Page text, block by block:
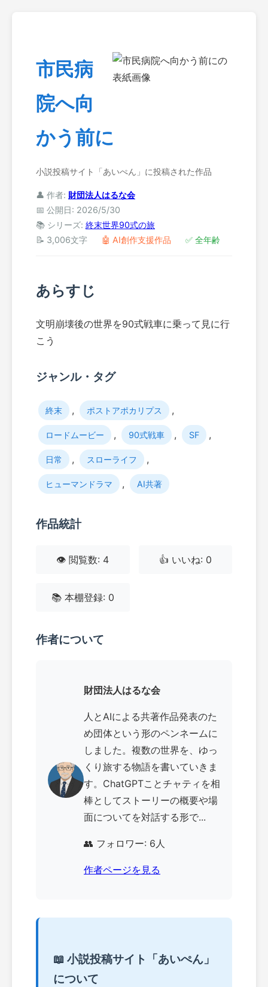
市民病
院へ向
かう前に
小説投稿サイト「あいぺん」に投稿された作品
👤 作者: 財団法人はるな会
📅 公開日: 2026/5/30
📚 シリーズ: 終末世界90式の旅
📝 3,006文字
🤖 AI創作支援作品 ✅ 全年齢
あらすじ
文明崩壊後の世界を90式戦車に乗って見に行
こう
ジャンル・タグ
終末 , ポストアポカリプス ,
ロードムービー , 90式戦車 , SF ,
日常 , スローライフ ,
ヒューマンドラマ , AI共著
作品統計
👁️ 閲覧数: 4 👍 いいね: 0
📚 本棚登録: 0
作者について
財団法人はるな会
人とAIによる共著作品発表のた
め団体という形のペンネームに
しました。複数の世界を、ゆっ
くり旅する物語を書いていきま
す。ChatGPTことチャティを相
棒としてストーリーの概要や場
面についてを対話する形で...
👥 フォロワー: 6人
作者ページを見る
📖 小説投稿サイト「あいぺん」
について